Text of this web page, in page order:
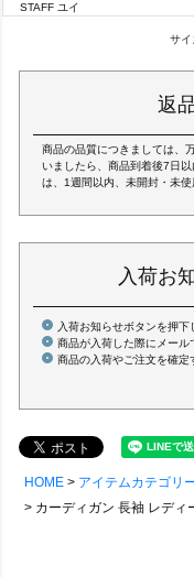
STAFF ユイ
サイ
返
商品の品質につきましては、
いましたら、商品到着後7日
は、1週間以内、未開封・未使
入荷お
入荷お知らせボタンを押下
商品が入荷した際にメール
商品の入荷やご注文を確定
HOME アイテムカテゴリ
カーディガン 長袖 レディース Vネック 変形 ラグラン 薄手